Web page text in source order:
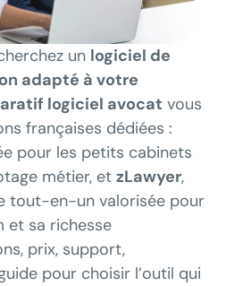
un logiciel de
adapté à votre
logiciel avocat vous
françaises dédiées :
pour les petits cabinets
métier, et zLawyer,
tout-en-un valorisée pour
et sa richesse
prix, support,
pour choisir l’outil qui